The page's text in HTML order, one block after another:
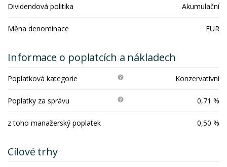
Dividendová politika Akumulační
Měna denominace EUR
Informace o poplatcích a nákladech
Poplatková kategorie Konzervativní
Poplatky za správu 0,71 %
z toho manažerský poplatek 0,50 %
Cílové trhy